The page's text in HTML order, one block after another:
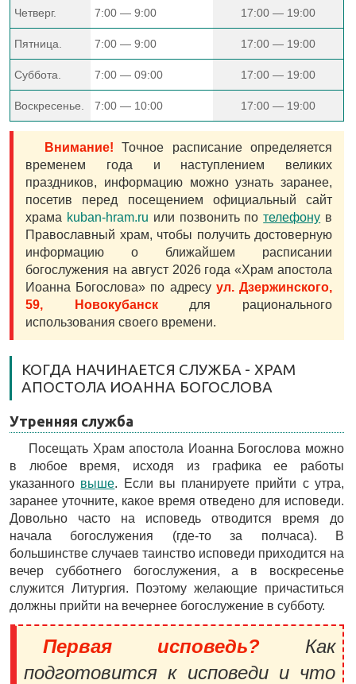
Четверг. 7:00 — 9:00 17:00 — 19:00
Пятница. 7:00 — 9:00 17:00 — 19:00
Суббота. 7:00 — 09:00 17:00 — 19:00
Воскресенье. 7:00 — 10:00 17:00 — 19:00
Внимание! Точное расписание определяется
временем года и наступлением великих
праздников, информацию можно узнать заранее,
посетив перед посещением официальный сайт
храма kuban-hram.ru или позвонить потелефону в
Православный храм, чтобы получить достоверную
информацию о ближайшем расписании
богослужения на август 2026 года «Храм апостола
Иоанна Богослова» по адресу ул. Дзержинского,
59, Новокубанскдля рационального
использования своего времени.
КОГДА НАЧИНАЕТСЯ СЛУЖБА - ХРАМ
АПОСТОЛА ИОАННА БОГОСЛОВА
Утренняя служба
Посещать Храм апостола Иоанна Богослова можно
в любое время, исходя из графика ее работы
указанного выше. Если вы планируете прийти с утра,
заранее уточните, какое время отведено для исповеди.
Довольно часто на исповедь отводится время до
начала богослужения (где-то за полчаса). В
большинстве случаев таинство исповеди приходится на
вечер субботнего богослужения, а в воскресенье
служится Литургия. Поэтому желающие причаститься
должны прийти на вечернее богослужение в субботу.
Первая исповедь? Как
подготовится к исповеди и что